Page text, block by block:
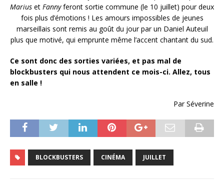
Marius et Fannyferont sortie commune (le 10 juillet) pour deux
fois plus d’émotions ! Les amours impossibles de jeunes
marseillais sont remis au goût du jour par un Daniel Auteuil
plus que motivé, qui emprunte même l’accent chantant du sud.
Ce sont donc des sorties variées, et pas mal de
blockbusters qui nous attendent ce mois-ci. Allez, tous
en salle !
Par Séverine
BLOCKBUSTERS CINÉMA JUILLET